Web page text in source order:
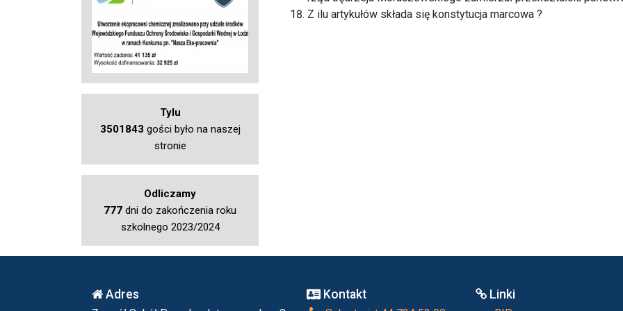
Z ilu artykułów składa się konstytucja marcowa ?
Tylu
3501843 gości było na naszej
stronie
Odliczamy
777 dni do zakończenia roku
szkolnego 2023/2024
Adres Kontakt Linki